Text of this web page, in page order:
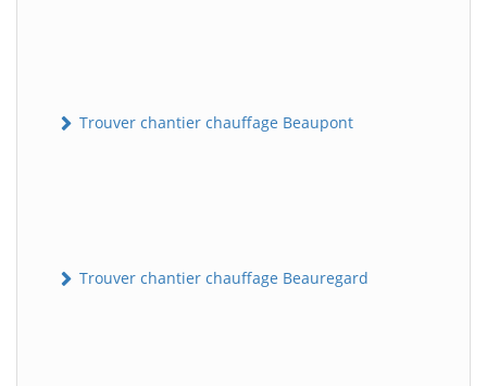
Trouver chantier chauffage Beaupont
Trouver chantier chauffage Beauregard